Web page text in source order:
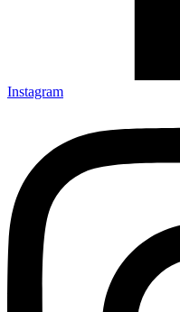
Instagram